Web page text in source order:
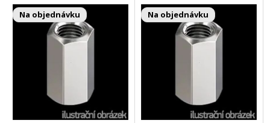
Na objednávku
Na objednávku